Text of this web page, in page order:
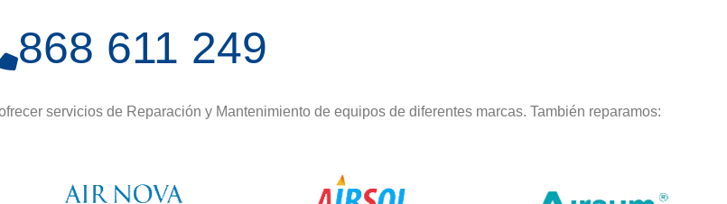
868 611 249
servicios de Reparación y Mantenimiento de equipos de diferentes marcas. También reparamos: